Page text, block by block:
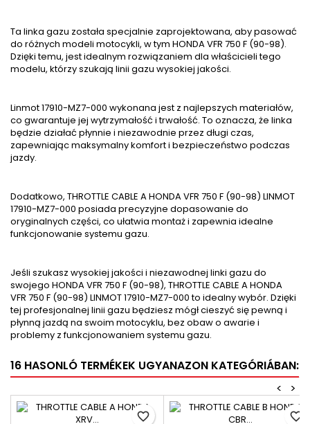
Ta linka gazu została specjalnie zaprojektowana, aby pasować
do różnych modeli motocykli, w tym HONDA VFR 750 F (90-98).
Dzięki temu, jest idealnym rozwiązaniem dla właścicieli tego
modelu, którzy szukają linii gazu wysokiej jakości.
Linmot 17910-MZ7-000 wykonana jest z najlepszych materiałów,
co gwarantuje jej wytrzymałość i trwałość. To oznacza, że ​​linka
będzie działać płynnie i niezawodnie przez długi czas,
zapewniając maksymalny komfort i bezpieczeństwo podczas
jazdy.
Dodatkowo, THROTTLE CABLE A HONDA VFR 750 F (90-98) LINMOT
17910-MZ7-000 posiada precyzyjne dopasowanie do
oryginalnych części, co ułatwia montaż i zapewnia idealne
funkcjonowanie systemu gazu.
Jeśli szukasz wysokiej jakości i niezawodnej linki gazu do
swojego HONDA VFR 750 F (90-98), THROTTLE CABLE A HONDA
VFR 750 F (90-98) LINMOT 17910-MZ7-000 to idealny wybór. Dzięki
tej profesjonalnej linii gazu będziesz mógł cieszyć się pewną i
płynną jazdą na swoim motocyklu, bez obaw o awarie i
problemy z funkcjonowaniem systemu gazu.
16 HASONLÓ TERMÉKEK UGYANAZON KATEGÓRIÁBAN:
>
<
favorite_border
favorite_border